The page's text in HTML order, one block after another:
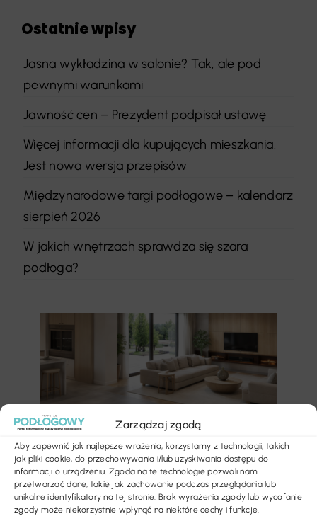
Zarządzaj zgodą
Aby zapewnić jak najlepsze wrażenia, korzystamy z technologii, takich
jak pliki cookie, do przechowywania i/lub uzyskiwania dostępu do
informacji o urządzeniu. Zgoda na te technologie pozwoli nam
przetwarzać dane, takie jak zachowanie podczas przeglądania lub
unikalne identyfikatory na tej stronie. Brak wyrażenia zgody lub wycofanie
zgody może niekorzystnie wpłynąć na niektóre cechy i funkcje.
Ostatnie wpisy
Jasna wykładzina w salonie? Tak, ale pod
pewnymi warunkami
Jawność cen – Prezydent podpisał ustawę
Więcej informacji dla kupujących mieszkania.
Jest nowa wersja przepisów
Międzynarodowe targi podłogowe – kalendarz
sierpień 2026
W jakich wnętrzach sprawdza się szara
podłoga?